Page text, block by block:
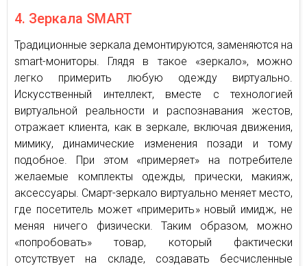
4. Зеркала SMART
Традиционные зеркала демонтируются, заменяются на
smart-мониторы. Глядя в такое «зеркало», можно
легко примерить любую одежду виртуально.
Искусственный интеллект, вместе с технологией
виртуальной реальности и распознавания жестов,
отражает клиента, как в зеркале, включая движения,
мимику, динамические изменения позади и тому
подобное. При этом «примеряет» на потребителе
желаемые комплекты одежды, прически, макияж,
аксессуары. Смарт-зеркало виртуально меняет место,
где посетитель может «примерить» новый имидж, не
меняя ничего физически. Таким образом, можно
«попробовать» товар, который фактически
отсутствует на складе, создавать бесчисленные